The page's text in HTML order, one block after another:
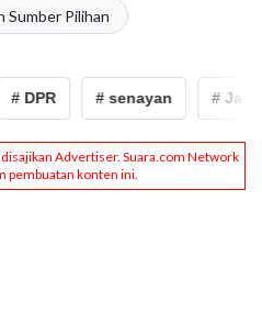
Sumber Pilihan
# senayan # Jakarta